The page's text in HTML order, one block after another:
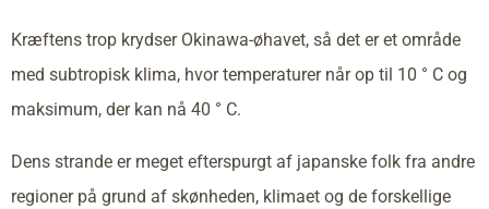
Kræftens trop krydser Okinawa-øhavet, så det er et område
med subtropisk klima, hvor temperaturer når op til 10 ° C og
maksimum, der kan nå 40 ° C.
Dens strande er meget efterspurgt af japanske folk fra andre
regioner på grund af skønheden, klimaet og de forskellige